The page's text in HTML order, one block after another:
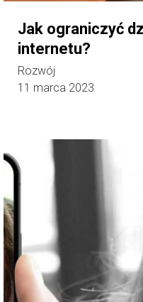
Jak ograniczyć
internetu?
Rozwój
11 marca 2023